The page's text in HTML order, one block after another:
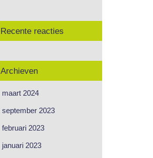
Recente reacties
Archieven
maart 2024
september 2023
februari 2023
januari 2023